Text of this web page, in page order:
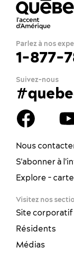
Parlez à nos
1-877-
Suivez-nous
Nous
S'abonner à
Explore -
Visitez nos
Site corporatif
Résidents
Médias